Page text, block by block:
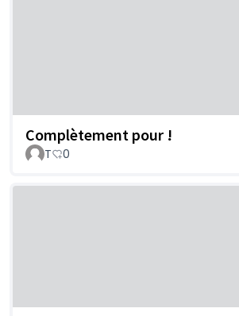
Complètement pour !
T 0